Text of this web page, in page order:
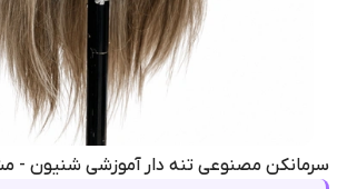
سرمانکن مصنوعی تنه دار آموزشی شنیون -